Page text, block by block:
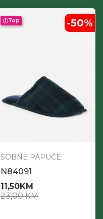
Top -50%
SOBNE PAPUČE
N84091
11,50KM
23,00KM